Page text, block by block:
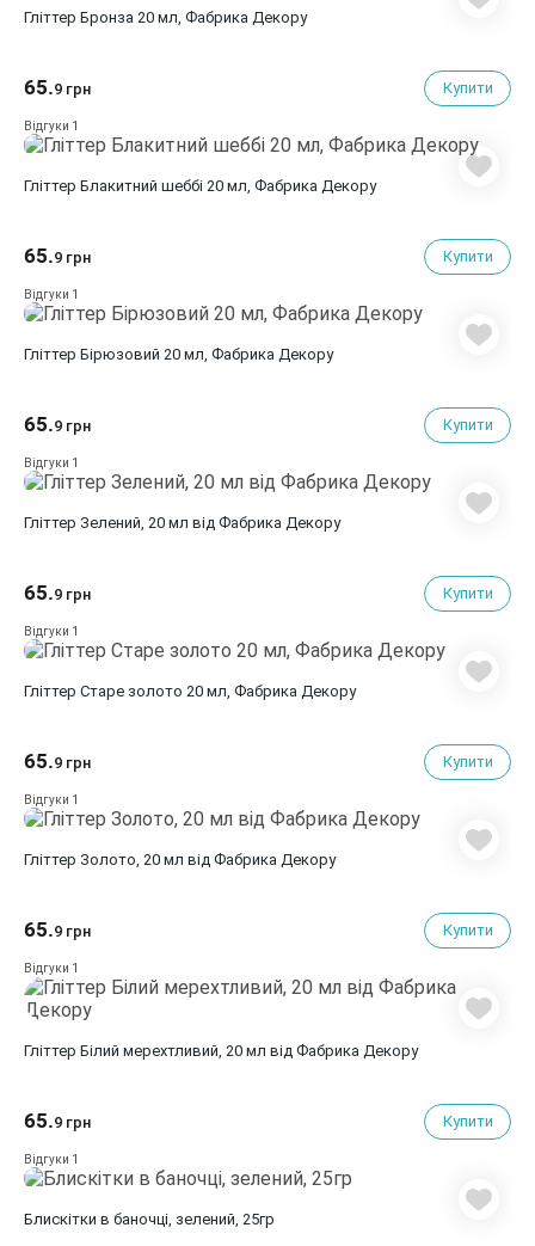
Гліттер Бронза 20 мл, Фабрика Декору
65.9 грн Купити
Відгуки 1
Гліттер Блакитний шеббі 20 мл, Фабрика Декору
65.9 грн Купити
Відгуки 1
Гліттер Бірюзовий 20 мл, Фабрика Декору
65.9 грн Купити
Відгуки 1
Гліттер Зелений, 20 мл від Фабрика Декору
65.9 грн Купити
Відгуки 1
Гліттер Старе золото 20 мл, Фабрика Декору
65.9 грн Купити
Відгуки 1
Гліттер Золото, 20 мл від Фабрика Декору
65.9 грн Купити
Відгуки 1
Гліттер Білий мерехтливий, 20 мл від Фабрика Декору
65.9 грн Купити
Відгуки 1
Блискітки в баночці, зелений, 25гр